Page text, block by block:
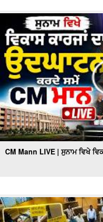
CM Mann LIVE | ਸੁਨਾਮ ਵਿਖੇ